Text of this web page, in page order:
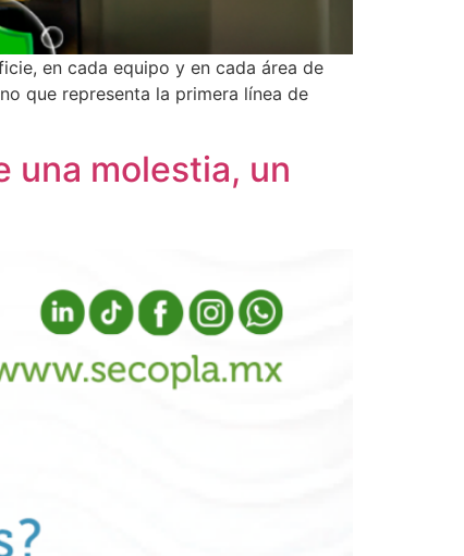
en cada equipo y en cada área de
que representa la primera línea de
una molestia, un